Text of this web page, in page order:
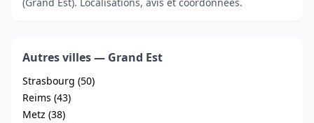
Autres villes — Grand Est
Strasbourg (50)
Reims (43)
Metz (38)